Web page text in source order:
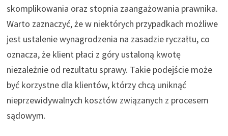
skomplikowania oraz stopnia zaangażowania prawnika.
Warto zaznaczyć, że w niektórych przypadkach możliwe
jest ustalenie wynagrodzenia na zasadzie ryczałtu, co
oznacza, że klient płaci z góry ustaloną kwotę
niezależnie od rezultatu sprawy. Takie podejście może
być korzystne dla klientów, którzy chcą uniknąć
nieprzewidywalnych kosztów związanych z procesem
sądowym.